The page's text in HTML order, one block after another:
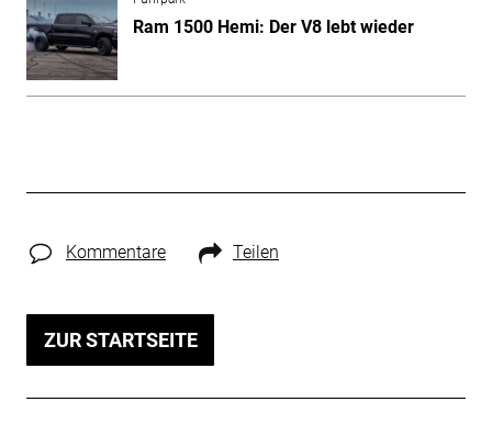
Ram 1500 Hemi: Der V8 lebt wieder
Kommentare Teilen
ZUR STARTSEITE